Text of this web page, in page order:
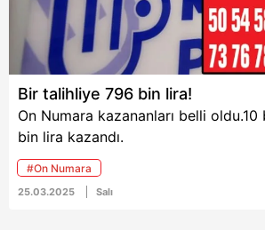
Bir talihliye 796 bin lira!
On Numara kazananları belli
bin lira kazandı.
#On Numara
25.03.2025 Salı